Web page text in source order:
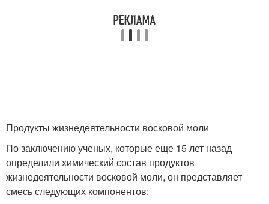
Продукты жизнедеятельности восковой моли
По заключению ученых, которые еще 15 лет назад
определили химический состав продуктов
жизнедеятельности восковой моли, он представляет
смесь следующих компонентов: